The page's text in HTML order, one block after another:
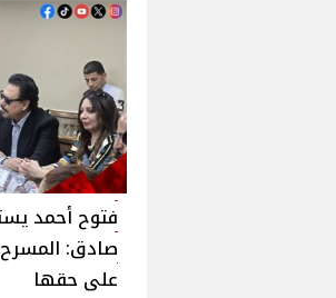
فتوح أحمد
صادق:
على حقها